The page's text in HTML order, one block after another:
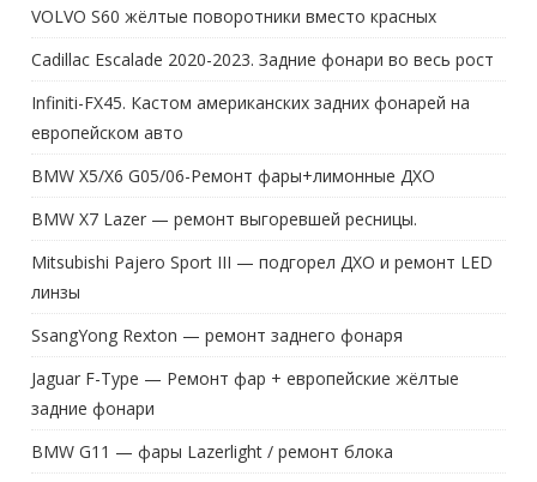
VOLVO S60 жёлтые поворотники вместо красных
Cadillac Escalade 2020-2023. Задние фонари во весь рост
Infiniti-FX45. Кастом американских задних фонарей на
европейском авто
BMW X5/X6 G05/06-Ремонт фары+лимонные ДХО
BMW X7 Lazer — ремонт выгоревшей ресницы.
Mitsubishi Pajero Sport III — подгорел ДХО и ремонт LED
линзы
SsangYong Rexton — ремонт заднего фонаря
Jaguar F-Type — Ремонт фар + европейские жёлтые
задние фонари
BMW G11 — фары Lazerlight / ремонт блока